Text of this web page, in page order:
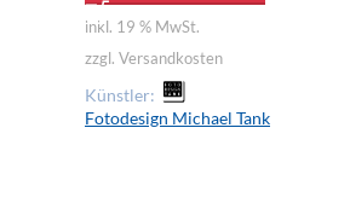
inkl. 19 % MwSt.
zzgl. Versandkosten
Künstler:
Fotodesign Michael Tank